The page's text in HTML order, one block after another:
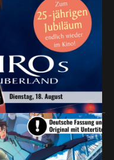
Digital 2D
13:00
vom 15.08.2026